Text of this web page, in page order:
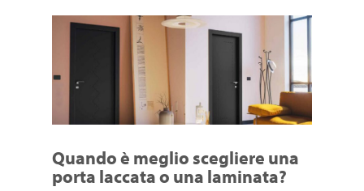
Quando è meglio scegliere una
porta laccata o una laminata?